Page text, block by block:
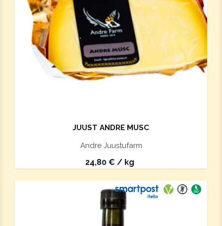
JUUST ANDRE MUSC
Andre Juustufarm
24,80 € / kg
Saab saata
Vegan